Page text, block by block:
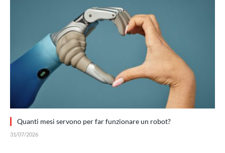
Quanti mesi servono per far funzionare un robot?
31/07/2026